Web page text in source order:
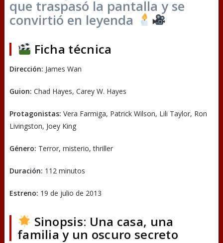
que traspasó la pantalla y se
convirtió en leyenda
Ficha técnica
Dirección: James Wan
Guion: Chad Hayes, Carey W. Hayes
Protagonistas: Vera Farmiga, Patrick Wilson, Lili Taylor, Ron
Livingston, Joey King
Género: Terror, misterio, thriller
Duración: 112 minutos
Estreno: 19 de julio de 2013
Sinopsis: Una casa, una
familia y un oscuro secreto